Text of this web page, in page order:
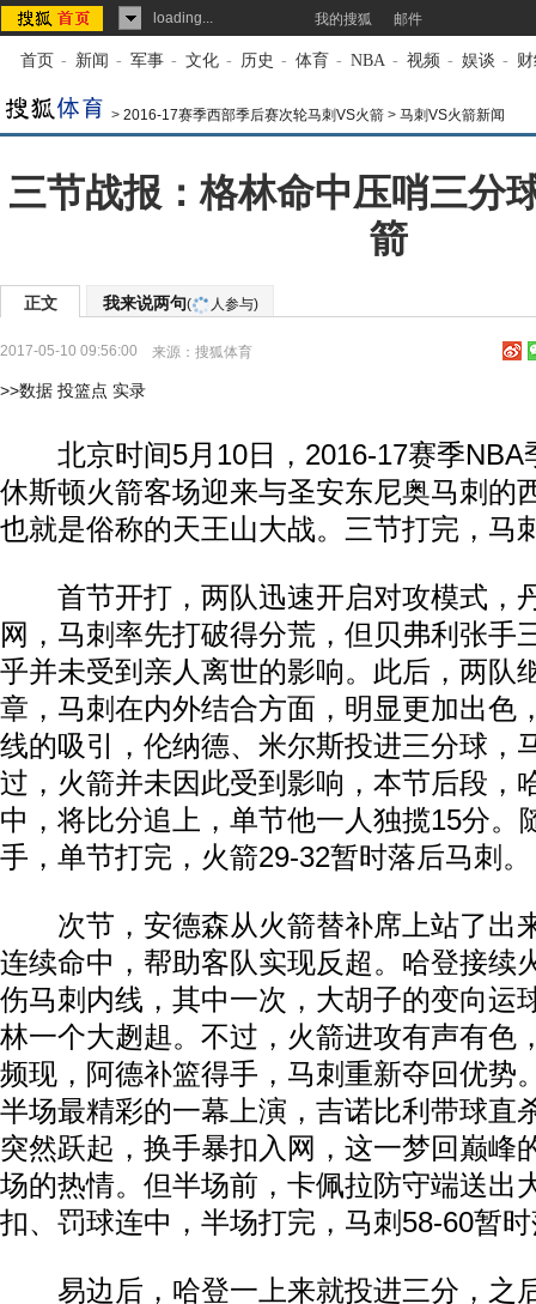
loading... 我的搜狐 邮件
首页 - 新闻 - 军事 - 文化 - 历史 - 体育 - NBA - 视频 - 娱谈 -
> 2016-17赛季西部季后赛次轮马刺VS火箭 > 马刺VS火箭新闻
三节战报：格林命中压哨三分
箭
正文 我来说两句( 人参与)
2017-05-10 09:56:00 来源： 搜狐体育
>>数据 投篮点 实录
北京时间5月10日，2016-17赛季NBA
休斯顿火箭客场迎来与圣安东尼奥马刺的
也就是俗称的天王山大战。三节打完，马
首节开打，两队迅速开启对攻模式，
网，马刺率先打破得分荒，但贝弗利张手
乎并未受到亲人离世的影响。此后，两队
章，马刺在内外结合方面，明显更加出色
线的吸引，伦纳德、米尔斯投进三分球，
过，火箭并未因此受到影响，本节后段，
中，将比分追上，单节他一人独揽15分。
手，单节打完，火箭29-32暂时落后马刺。
次节，安德森从火箭替补席上站了出
连续命中，帮助客队实现反超。哈登接续
伤马刺内线，其中一次，大胡子的变向运
林一个大趔趄。不过，火箭进攻有声有色
频现，阿德补篮得手，马刺重新夺回优势
半场最精彩的一幕上演，吉诺比利带球直
突然跃起，换手暴扣入网，这一梦回巅峰
场的热情。但半场前，卡佩拉防守端送出
扣、罚球连中，半场打完，马刺58-60暂
易边后，哈登一上来就投进三分，之